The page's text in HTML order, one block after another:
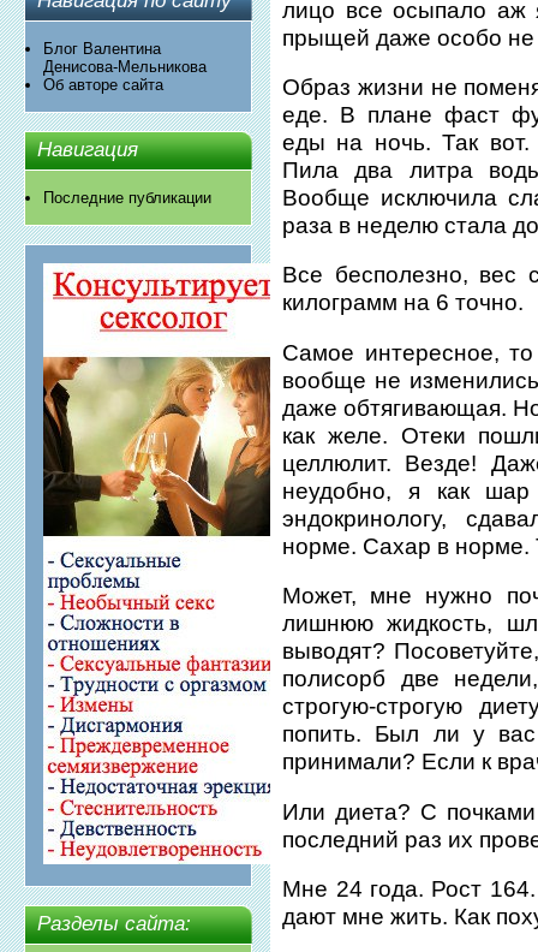
Блог Валентина
Денисова-Мельникова
Об авторе сайта
Навигация
Последние публикации
Разделы сайта:
лицо все осыпало аж
прыщей даже особо
Образ жизни не
еде. В плане фаст
еды на ночь. Так вот.
Пила два литра
Вообще исключила
раза в неделю стала
Все бесполезно, вес
килограмм на 6 точно.
Самое интересное,
вообще не
даже обтягивающая.
как желе. Отеки
целлюлит. Везде!
неудобно, я как
эндокринологу,
норме. Сахар в норме.
Может, мне нужно
лишнюю жидкость,
выводят?
полисорб две
строгую-строгую
попить. Был ли у
принимали? Если к
Или диета? С
последний раз их
Мне 24 года. Рост
дают мне жить. Как